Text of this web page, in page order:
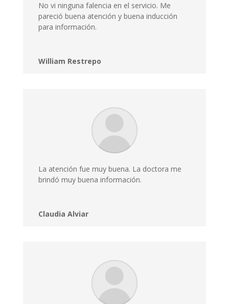
No vi ninguna falencia en el servicio. Me
pareció buena atención y buena inducción
para información.
William Restrepo
La atención fue muy buena. La doctora me
brindó muy buena información.
Claudia Alviar